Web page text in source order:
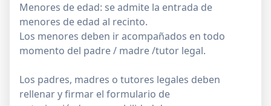
Menores de edad: se admite la entrada de
menores de edad al recinto.
Los menores deben ir acompañados en todo
momento del padre / madre /tutor legal.
Los padres, madres o tutores legales deben
rellenar y firmar el formulario de